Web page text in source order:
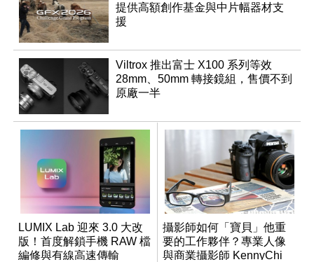
提供高額創作基金與中片幅器材支
援
Viltrox 推出富士 X100 系列等效
28mm、50mm 轉接鏡組，售價不到
原廠一半
LUMIX Lab 迎來 3.0 大改
版！首度解鎖手機 RAW 檔
編修與有線高速傳輸
攝影師如何「寶貝」他重
要的工作夥伴？專業人像
與商業攝影師 KennyChi